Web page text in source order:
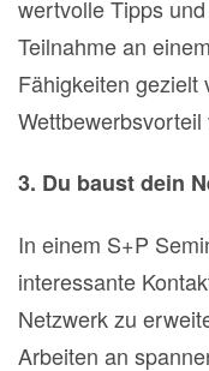
wertvolle Tipps
Teilnahme an
Fähigkeiten gezielt
3. Du baust dein
In einem S+P
interessante
Netzwerk zu
Arbeiten an